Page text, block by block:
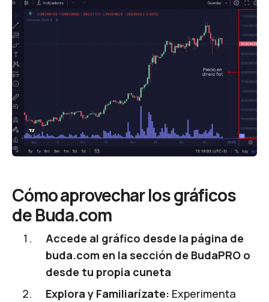
Cómo aprovechar los gráficos
deBuda.com
Accede al gráfico desde la página de
buda.com en la sección de BudaPRO o
desde tu propia cuneta
Explora y Familiarízate: Experimenta